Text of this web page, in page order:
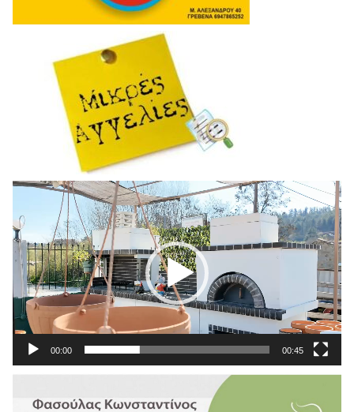
Πρόγραμμα
Αναπαραγωγής
Βίντεο
00:00 00:45